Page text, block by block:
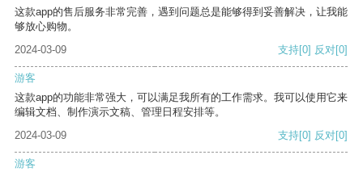
这款app的售后服务非常完善，遇到问题总是能够得到妥善解决，让我能
够放心购物。
2024-03-09
支持[0] 反对[0]
游客
这款app的功能非常强大，可以满足我所有的工作需求。我可以使用它来
编辑文档、制作演示文稿、管理日程安排等。
2024-03-09
支持[0] 反对[0]
游客